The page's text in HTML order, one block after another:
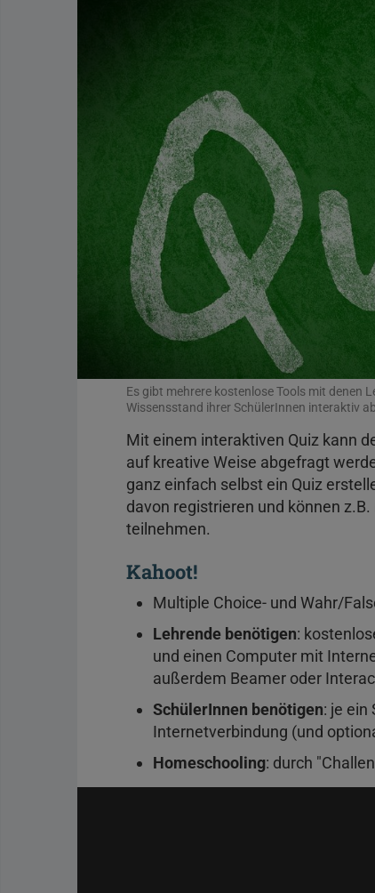
Es gibt mehrere kostenlose Tools mit denen
Wissensstand ihrer SchülerInnen interaktiv
Mit einem interaktiven Quiz kann
auf kreative Weise abgefragt
ganz einfach selbst ein Quiz
davon registrieren und können
teilnehmen.
Kahoot!
Multiple Choice- und Wahr/
Lehrende benötigen:
und einen Computer mit
außerdem Beamer oder
SchülerInnen benötigen: je ein
Internetverbindung (und
Homeschooling: durch